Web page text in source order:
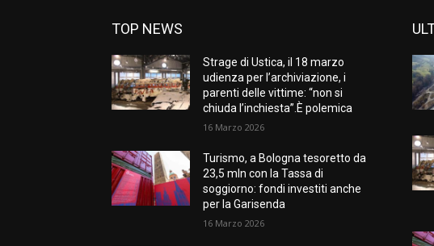
TOP NEWS
Strage di Ustica, il 18 marzo
udienza per l’archiviazione, i
parenti delle vittime: “non si
chiuda l’inchiesta”.È polemica
16 Marzo 2026
Turismo, a Bologna tesoretto da
23,5 mln con la Tassa di
soggiorno: fondi investiti anche
per la Garisenda
16 Marzo 2026